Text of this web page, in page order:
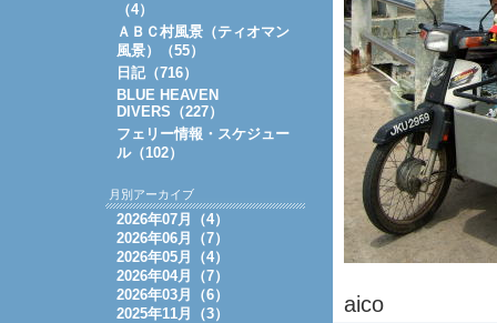
aico
（4）
ＡＢＣ村風景（ティオマン
風景）（55）
日記（716）
BLUE HEAVEN
DIVERS（227）
フェリー情報・スケジュー
ル（102）
月別アーカイブ
2026年07月（4）
2026年06月（7）
2026年05月（4）
2026年04月（7）
2026年03月（6）
2025年11月（3）